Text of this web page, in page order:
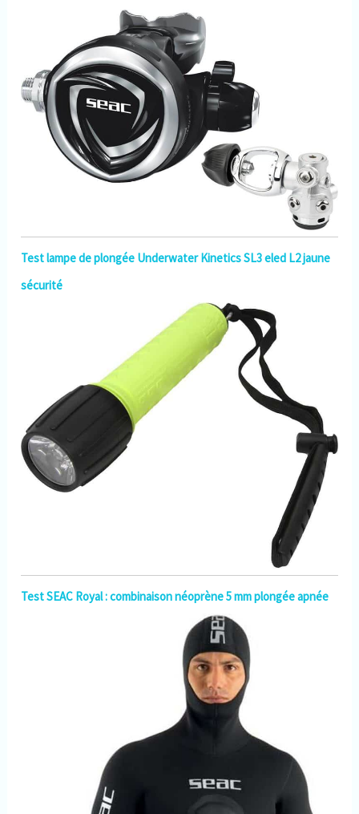
100%】Votre satisfaction est
notre priorité absolue, si nos
produits ne répondent pas à
vos attentes, tant que vous
nous contactez, les choses
seront résolues. Peu importe
la raison!
Test lampe de plongée Underwater Kinetics SL3 eled L2 jaune
sécurité
Test SEAC Royal : combinaison néoprène 5 mm plongée apnée